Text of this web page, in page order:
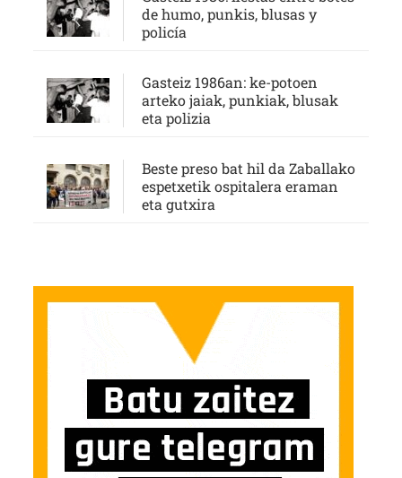
de humo, punkis, blusas y
policía
Gasteiz 1986an: ke-potoen
arteko jaiak, punkiak, blusak
eta polizia
Beste preso bat hil da Zaballako
espetxetik ospitalera eraman
eta gutxira